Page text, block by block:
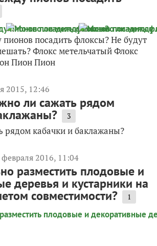
посадить флоксы? Не будут
Флокс метельчатый Флокс
Пион Пион
2015, 12:46
ли сажать рядом
3
рядом кабачки и баклажаны?
февраля 2016, 11:04
разместить плодовые и
деревья и кустарники на
совместимости? 1